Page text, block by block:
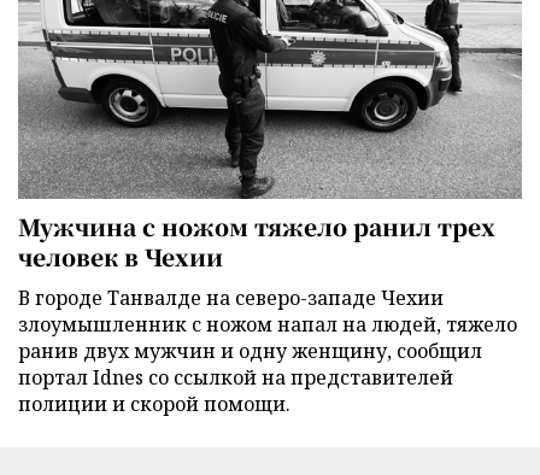
Мужчина с ножом тяжело ранил трех
человек в Чехии
В городе Танвалде на северо-западе Чехии
злоумышленник с ножом напал на людей, тяжело
ранив двух мужчин и одну женщину, сообщил
портал Idnes со ссылкой на представителей
полиции и скорой помощи.